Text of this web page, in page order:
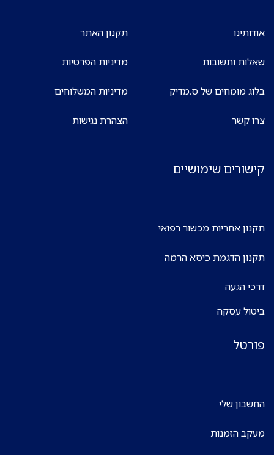
אודותינו
שאלות ותשובות
בלוג מומחים של ס.מדיק
צרו קשר
תקנון האתר
מדיניות הפרטיות
מדיניות המשלוחים
הצהרת נגישות
קישורים שימושיים
תקנון אחריות מכשור רפואי
תקנון הדגמת כיסא הרמה
דרכי הגעה
ביטול עסקה
פורטל
החשבון שלי
מעקב הזמנות